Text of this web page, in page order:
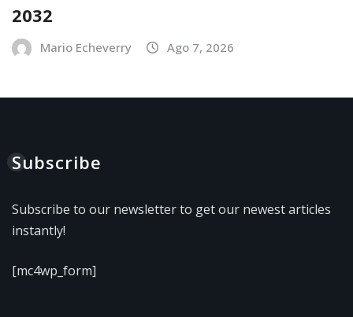
2032
Mario Echeverry Ago 7, 2026
Subscribe
Subscribe to our newsletter to get our newest articles
instantly!
[mc4wp_form]